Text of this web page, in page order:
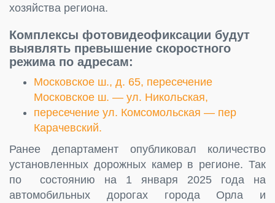
хозяйства региона.
Комплексы фотовидеофиксации будут
выявлять превышение скоростного
режима по адресам:
Московское ш., д. 65, пересечение
Московское ш. — ул. Никольская,
пересечение ул. Комсомольская — пер
Карачевский.
Ранее департамент опубликовал количество
установленных дорожных камер в регионе. Так
по состоянию на 1 января 2025 года на
автомобильных дорогах города Орла и